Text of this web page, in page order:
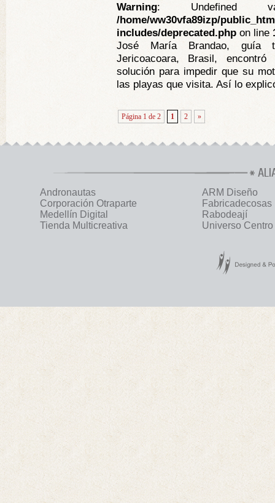
Warning: Undefined
/home/ww30vfa89izp/
includes/deprecated.php on line
José María Brandao, guía
Jericoacoara, Brasil,
solución para impedir que su
las playas que visita. Así lo
Página 1 de 2 1 2 »
Andronautas
ARM Diseño
Corporación Otraparte
Fabricadecosas
Medellín Digital
Rabodeají
Tienda Multicreativa
Universo Centro